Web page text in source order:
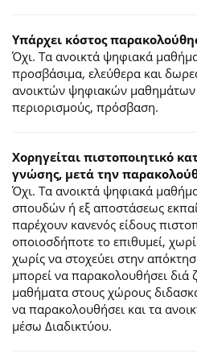
Υπάρχει κόστος
Όχι. Τα ανοικτά ψηφιακά
προσβάσιμα, ελεύθερα και
ανοικτών ψηφιακών μαθημάτων
περιορισμούς, πρόσβαση.
Χορηγείται πιστοποιητικό
γνώσης, μετά την
Όχι. Τα ανοικτά ψηφιακά
σπουδών ή εξ αποστάσεως
παρέχουν κανενός είδους
οποιοσδήποτε το επιθυμεί,
χωρίς να στοχεύει στην
μπορεί να παρακολουθήσει διά
μαθήματα στους χώρους
να παρακολουθήσει και τα
μέσω Διαδικτύου.